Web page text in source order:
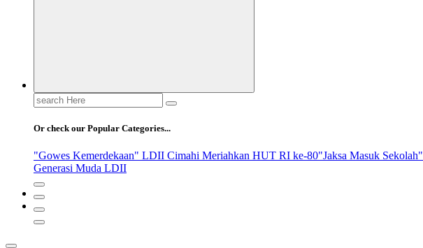
Search
for:
Or check our Popular Categories...
"Gowes Kemerdekaan" LDII Cimahi Meriahkan HUT RI ke-80"Jaksa Masuk Sekolah"
Generasi Muda LDII